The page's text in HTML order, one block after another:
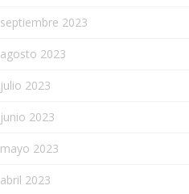
septiembre 2023
agosto 2023
julio 2023
junio 2023
mayo 2023
abril 2023